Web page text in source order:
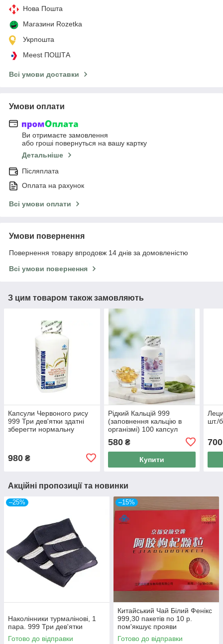
Нова Пошта
Магазини Rozetka
Укрпошта
Meest ПОШТА
Всі умови доставки
Умови оплати
Ви отримаєте замовлення
або гроші повернуться на вашу картку
Детальніше
Післяплата
Оплата на рахунок
Всі умови оплати
Умови повернення
Повернення товару впродовж 14 днів за домовленістю
Всі умови повернення
З цим товаром також замовляють
Капсули Червоного рису
999 Три дев'ятки здатні
зберегти нормальну
980 ₴
Рідкий Кальцій 999
(заповнення кальцію в
організмі) 100 капсул
580₴
Купити
шт./
700
Акційні пропозиції та новинки
–25%
Наколінники турмалінові, 1
пара. 999 Три дев'ятки
Готово до відправки
–15%
Китайський Чай Білий Фенікс
999,30 пакетів по 10 р.
пом'якшує прояви
клімактеричного синдрому.
Готово до відправки